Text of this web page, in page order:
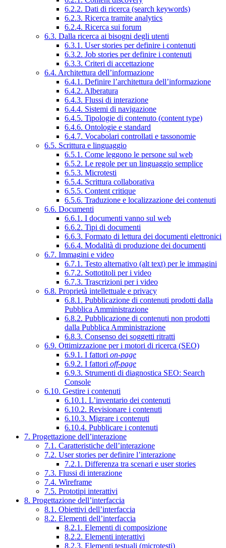
6.2.2. Dati di ricerca (search keywords)
6.2.3. Ricerca tramite analytics
6.2.4. Ricerca sui forum
6.3. Dalla ricerca ai bisogni degli utenti
6.3.1. User stories per definire i contenuti
6.3.2. Job stories per definire i contenuti
6.3.3. Criteri di accettazione
6.4. Architettura dell’informazione
6.4.1. Definire l’architettura dell’informazione
6.4.2. Alberatura
6.4.3. Flussi di interazione
6.4.4. Sistemi di navigazione
6.4.5. Tipologie di contenuto (content type)
6.4.6. Ontologie e standard
6.4.7. Vocabolari controllati e tassonomie
6.5. Scrittura e linguaggio
6.5.1. Come leggono le persone sul web
6.5.2. Le regole per un linguaggio semplice
6.5.3. Microtesti
6.5.4. Scrittura collaborativa
6.5.5. Content critique
6.5.6. Traduzione e localizzazione dei contenuti
6.6. Documenti
6.6.1. I documenti vanno sul web
6.6.2. Tipi di documenti
6.6.3. Formato di lettura dei documenti elettronici
6.6.4. Modalità di produzione dei documenti
6.7. Immagini e video
6.7.1. Testo alternativo (alt text) per le immagini
6.7.2. Sottotitoli per i video
6.7.3. Trascrizioni per i video
6.8. Proprietà intellettuale e privacy
6.8.1. Pubblicazione di contenuti prodotti dalla
Pubblica Amministrazione
6.8.2. Pubblicazione di contenuti non prodotti
dalla Pubblica Amministrazione
6.8.3. Consenso dei soggetti ritratti
6.9. Ottimizzazione per i motori di ricerca (SEO)
6.9.1. I fattori on-page
6.9.2. I fattori off-page
6.9.3. Strumenti di diagnostica SEO: Search
Console
6.10. Gestire i contenuti
6.10.1. L’inventario dei contenuti
6.10.2. Revisionare i contenuti
6.10.3. Migrare i contenuti
6.10.4. Pubblicare i contenuti
7. Progettazione dell’interazione
7.1. Caratteristiche dell’interazione
7.2. User stories per definire l’interazione
7.2.1. Differenza tra scenari e user stories
7.3. Flussi di interazione
7.4. Wireframe
7.5. Prototipi interattivi
8. Progettazione dell’interfaccia
8.1. Obiettivi dell’interfaccia
8.2. Elementi dell’interfaccia
8.2.1. Elementi di composizione
8.2.2. Elementi interattivi
8.2.3. Elementi testuali (microtesti)